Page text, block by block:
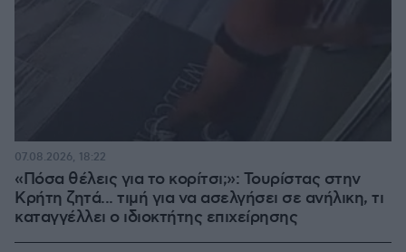
«Πόσα θέλεις για το κορίτσι;»: Τουρίστας στην
Κρήτη ζητά... τιμή για να ασελγήσει σε ανήλικη, τι
καταγγέλλει ο ιδιοκτήτης επιχείρησης
07.08.2026, 18:22